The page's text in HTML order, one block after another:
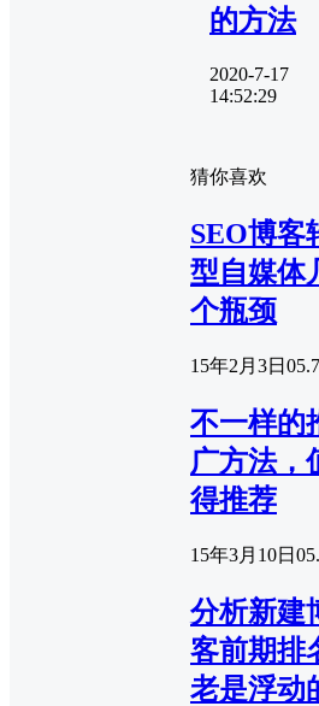
的方法
2020-7-17
14:52:29
猜你喜欢
SEO博客
型自媒体
个瓶颈
15年2月3日 0
不一样的
广方法，
得推荐
15年3月10日 0
分析新建
客前期排
老是浮动